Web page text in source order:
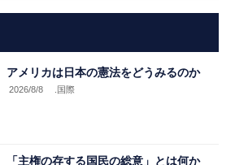
アメリカは日本の憲法をどうみるのか
2026/8/8 .国際
「主権の存する国民の総意」とは何か